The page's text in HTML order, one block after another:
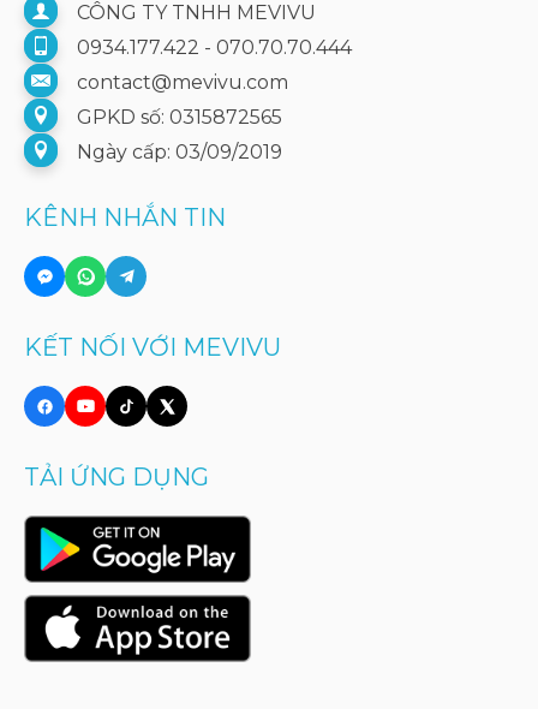
CÔNG TY TNHH MEVIVU
0934.177.422 - 070.70.70.444
contact@mevivu.com
GPKD số: 0315872565
Ngày cấp: 03/09/2019
KÊNH NHẮN TIN
KẾT NỐI VỚI MEVIVU
TẢI ỨNG DỤNG